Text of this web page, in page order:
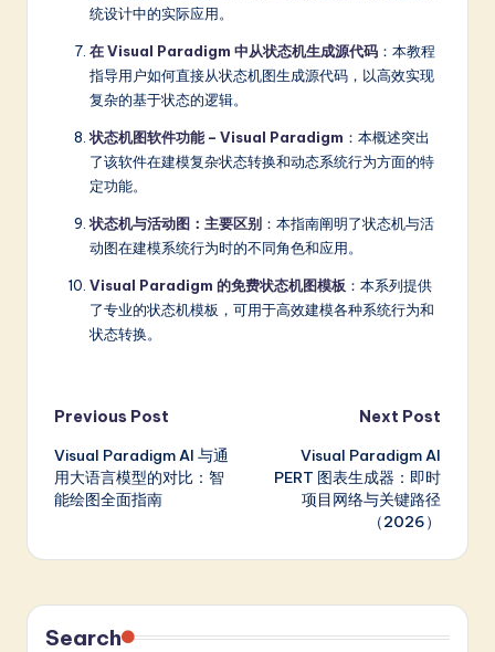
统设计中的实际应用。
在 Visual Paradigm 中从状态机生成源代码 ：本教程
指导用户如何直接从状态机图生成源代码，以高效实现
复杂的基于状态的逻辑。
状态机图软件功能 – Visual Paradigm ：本概述突出
了该软件在建模复杂状态转换和动态系统行为方面的特
定功能。
状态机与活动图：主要区别 ：本指南阐明了状态机与活
动图在建模系统行为时的不同角色和应用。
Visual Paradigm 的免费状态机图模板 ：本系列提供
了专业的状态机模板，可用于高效建模各种系统行为和
状态转换。
Post
navigation
Previous Post
Visual Paradigm AI 与通
用大语言模型的对比：智
能绘图全面指南
Next Post
Visual Paradigm AI
PERT 图表生成器：即时
项目网络与关键路径
（2026）
Search